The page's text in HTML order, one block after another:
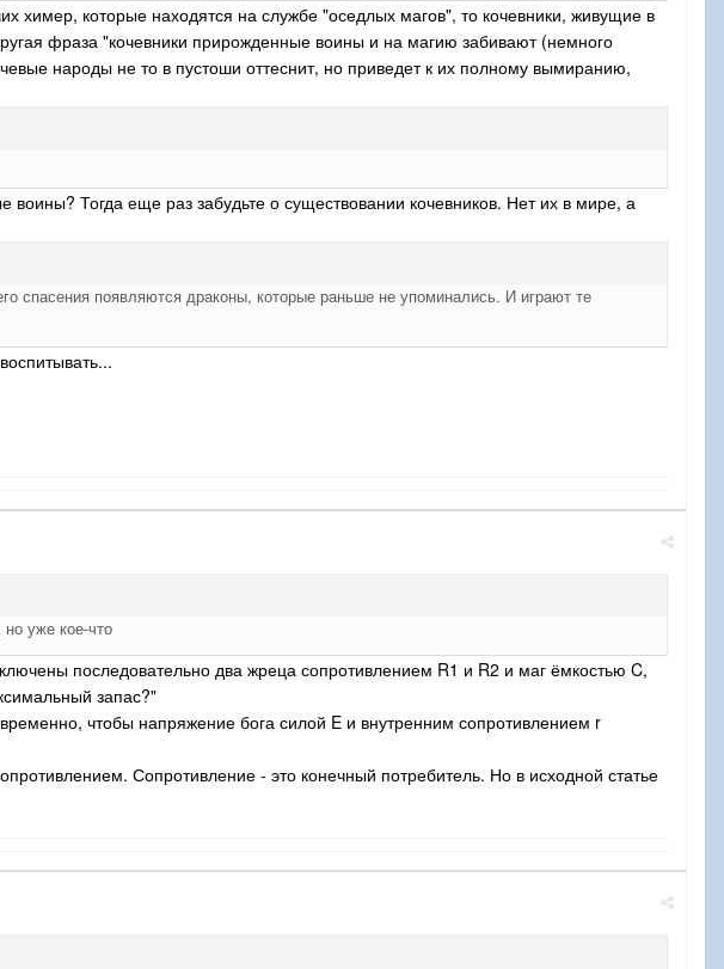
химер, которые находятся на службе "оседлых магов", то кочевники, живущие в
фраза "кочевники прирожденные воины и на магию забивают (немного
народы не то в пустоши оттеснит, но приведет к их полному вымиранию,
Тогда еще раз забудьте о существовании кочевников. Нет их в мире, а
спасения появляются драконы, которые раньше не упоминались. И играют те
уже кое-что
последовательно два жреца сопротивлением R1 и R2 и маг ёмкостью C,
запас?"
чтобы напряжение бога силой E и внутренним сопротивлением r
Сопротивление - это конечный потребитель. Но в исходной статье